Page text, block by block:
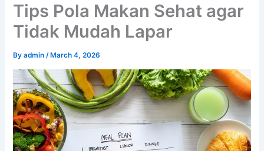
Tips Pola Makan Sehat agar
Tidak Mudah Lapar
Byadmin/ March 4, 2026